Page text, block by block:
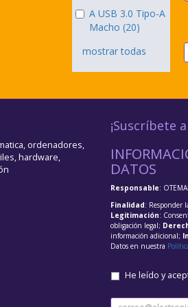
A USB 3.0 Tipo-A
Macho (20)
mostrar todas
ordenadores,
hardware,
¡Suscríbete
DATOS
Responsable:
Finalidad: Responder
Legitimación:
obligación legal;
información adicional;
Datos en nuestra
He leído y